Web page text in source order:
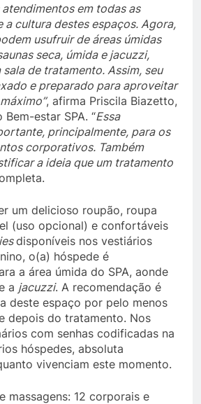
em todas as
a cultura destes espaços. Agora,
usufruir de áreas úmidas
seca, úmida e jacuzzi,
de tratamento. Assim, seu
e preparado para aproveitar
máximo”, afirma Priscila Biazetto,
estar SPA. “Essa
principalmente, para os
corporativos. Também
a ideia que um tratamento
um delicioso roupão, roupa
(uso opcional) e confortáveis
disponíveis nos vestiários
o(a) hóspede é
a área úmida do SPA, aonde
a jacuzzi. A recomendação é
deste espaço por pelo menos
depois do tratamento. Nos
com senhas codificadas na
hóspedes, absoluta
vivenciam este momento.
massagens: 12 corporais e